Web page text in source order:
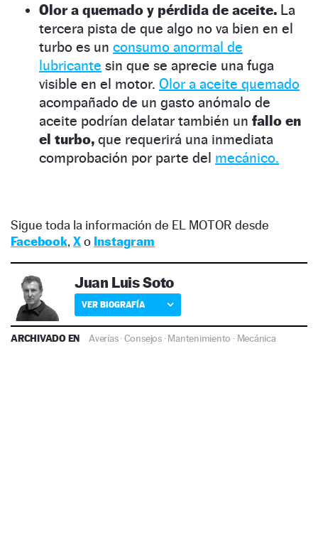
Olor a quemado y pérdida de aceite. La
tercera pista de que algo no va bien en el
turbo es un consumo anormal de
lubricante sin que se aprecie una fuga
visible en el motor. Olor a aceite quemado
acompañado de un gasto anómalo de
aceite podrían delatar también un fallo en
el turbo, que requerirá una inmediata
comprobación por parte del mecánico.
Sigue toda la información de EL MOTOR desde
Facebook, Xo Instagram
Juan Luis Soto
VER BIOGRAFÍA
ARCHIVADO EN Averías·Consejos·Mantenimiento · Mecánica